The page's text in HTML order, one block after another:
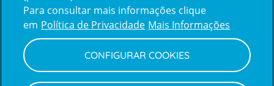
Centro de Apoio ao Cliente | Política de Privacidade e Cookies
Para consultar mais informações clique
em Política de Privacidade Mais Informações
CONFIGURAR COOKIES